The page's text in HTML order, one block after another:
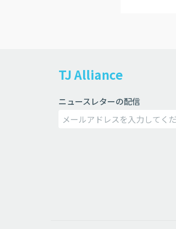
TJ Alliance
ニュースレターの配信